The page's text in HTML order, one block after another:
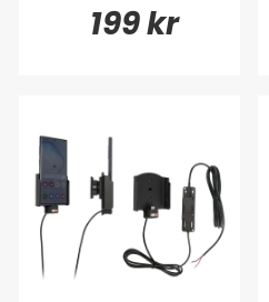
199 kr